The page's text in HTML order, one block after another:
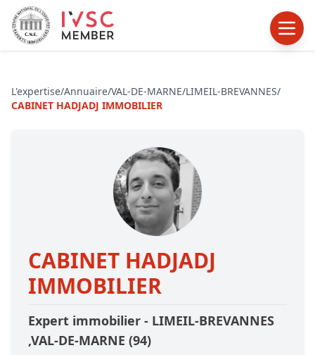
L'expertise/Annuaire/VAL-DE-MARNE/LIMEIL-BREVANNES/
CABINET HADJADJ IMMOBILIER
CABINET HADJADJ
IMMOBILIER
Expert immobilier - LIMEIL-BREVANNES
,VAL-DE-MARNE (94)